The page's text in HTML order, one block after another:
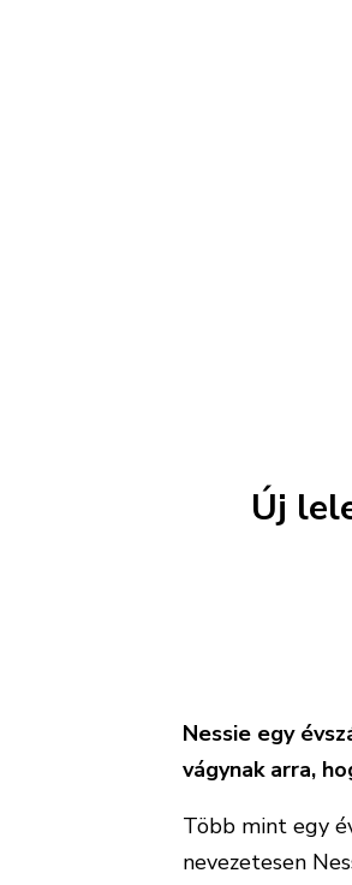
Új
Nessie egy
vágynak arra,
Több mint egy
nevezetesen